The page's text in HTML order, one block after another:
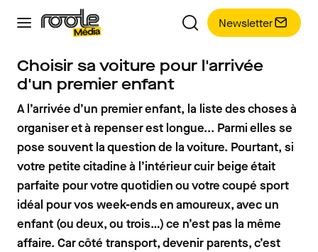
Newsletter
Choisir sa voiture pour l'arrivée
d'un premier enfant
A l’arrivée d’un premier enfant, la liste des choses à
organiser et à repenser est longue... Parmi elles se
pose souvent la question de la voiture. Pourtant, si
votre petite citadine à l’intérieur cuir beige était
parfaite pour votre quotidien ou votre coupé sport
idéal pour vos week-ends en amoureux, avec un
enfant (ou deux, ou trois…) ce n’est pas la même
affaire. Car côté transport, devenir parents, c’est